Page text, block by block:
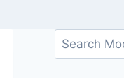
Buscar